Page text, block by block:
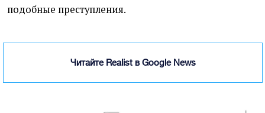
подобные преступления.
Читайте Realist в Google News